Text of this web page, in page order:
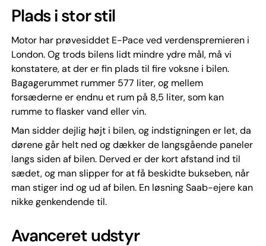
Plads i stor stil
Motor har prøvesiddet E-Pace ved verdenspremieren i
London. Og trods bilens lidt mindre ydre mål, må vi
konstatere, at der er fin plads til fire voksne i bilen.
Bagagerummet rummer 577 liter, og mellem
forsæderne er endnu et rum på 8,5 liter, som kan
rumme to flasker vand eller vin.
Man sidder dejlig højt i bilen, og indstigningen er let, da
dørene går helt ned og dækker de langsgående paneler
langs siden af bilen. Derved er der kort afstand ind til
sædet, og man slipper for at få beskidte bukseben, når
man stiger ind og ud af bilen. En løsning Saab-ejere kan
nikke genkendende til.
Avanceret udstyr